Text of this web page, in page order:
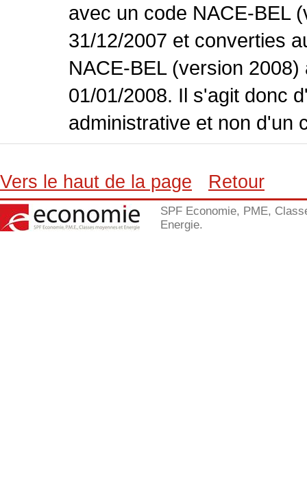
avec un code NACE-BEL
31/12/2007 et converties
NACE-BEL (version
01/01/2008. Il s'agit donc
administrative et non d'un
Vers le haut de la page Retour
SPF Economie, PME,
Energie.